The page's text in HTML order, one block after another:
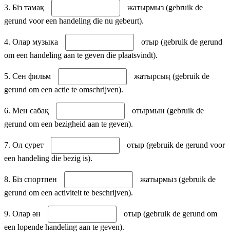
3. Біз тамақ
жатырмыз (gebruik de
gerund voor een handeling die nu gebeurt).
4. Олар музыка
отыр (gebruik de gerund
om een handeling aan te geven die plaatsvindt).
5. Сен фильм
жатырсың (gebruik de
gerund om een actie te omschrijven).
6. Мен сабақ
отырмын (gebruik de
gerund om een bezigheid aan te geven).
7. Ол сурет
отыр (gebruik de gerund voor
een handeling die bezig is).
8. Біз спортпен
жатырмыз (gebruik de
gerund om een activiteit te beschrijven).
9. Олар ән
отыр (gebruik de gerund om
een lopende handeling aan te geven).